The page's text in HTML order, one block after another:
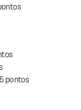
pontos